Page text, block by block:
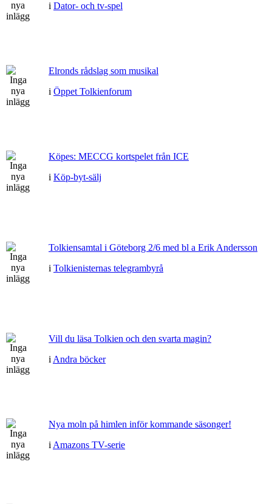
i Dator- och tv-spel
Elronds rådslag som musikal
i Öppet Tolkienforum
Köpes: MECCG kortspelet från ICE
i Köp-byt-sälj
Tolkiensamtal i Göteborg 2/6 med bl a Erik Andersson
i Tolkienisternas telegrambyrå
Vill du läsa Tolkien och den svarta magin?
i Andra böcker
Nya moln på himlen inför kommande säsonger!
i Amazons TV-serie